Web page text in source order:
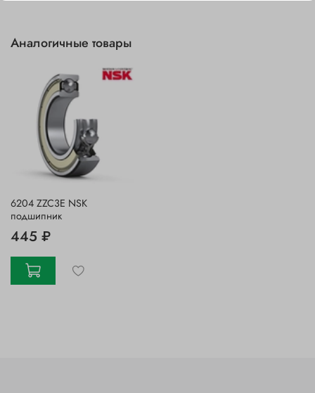
Аналогичные товары
6204 ZZC3E NSK
подшипник
445 ₽